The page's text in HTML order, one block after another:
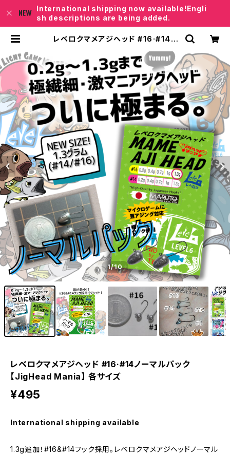
International shipping now available!Engli
sh descriptions are being added.
レベロクマメアジヘッド #16·#14ノ
サイズ | レベロクSHOP「Junkfis
h｣
1/10
レベロクマメアジヘッド #16·#14ノーマルパック
【JigHead Mania】 各サイズ
¥495
International shipping available
1.3g追加！#16&#14フック採用。レベロクマメアジヘッドノーマル